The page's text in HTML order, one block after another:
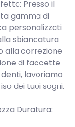
Presso il
gamma di
personalizzati
sbiancatura
alla correzione
di faccette
lavoriamo
dei tuoi sogni.
Duratura: